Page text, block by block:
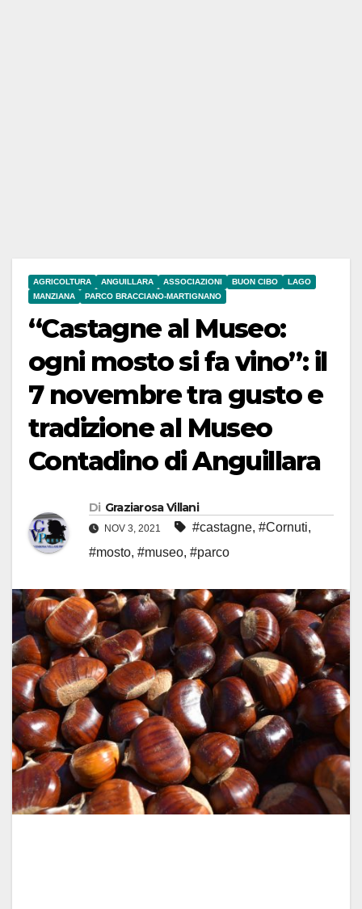
AGRICOLTURA ANGUILLARA ASSOCIAZIONI BUON CIBO
LAGO
MANZIANA
PARCO BRACCIANO-MARTIGNANO
“Castagne al Museo:
ogni mosto si fa vino”: il
7 novembre tra gusto e
tradizione al Museo
Contadino di Anguillara
Di Graziarosa Villani
NOV 3, 2021 #castagne, #Cornuti,
#mosto, #museo, #parco